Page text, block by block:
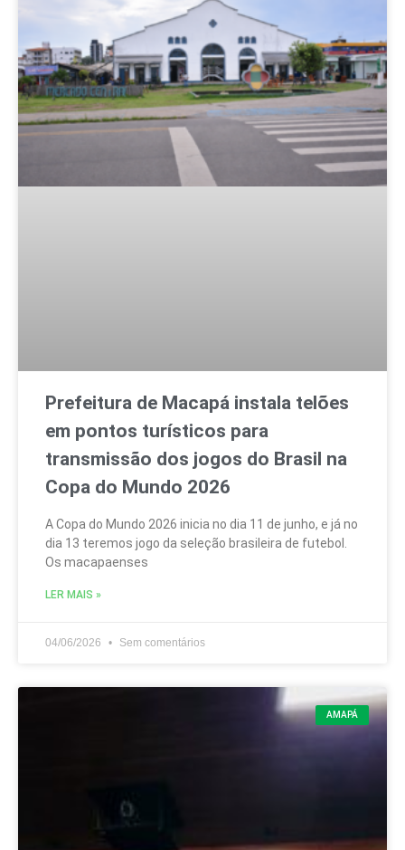
Prefeitura de Macapá instala telões
em pontos turísticos para
transmissão dos jogos do Brasil na
Copa do Mundo 2026
A Copa do Mundo 2026 inicia no dia 11 de junho, e já no
dia 13 teremos jogo da seleção brasileira de futebol.
Os macapaenses
LER MAIS »
04/06/2026 Sem comentários
AMAPÁ